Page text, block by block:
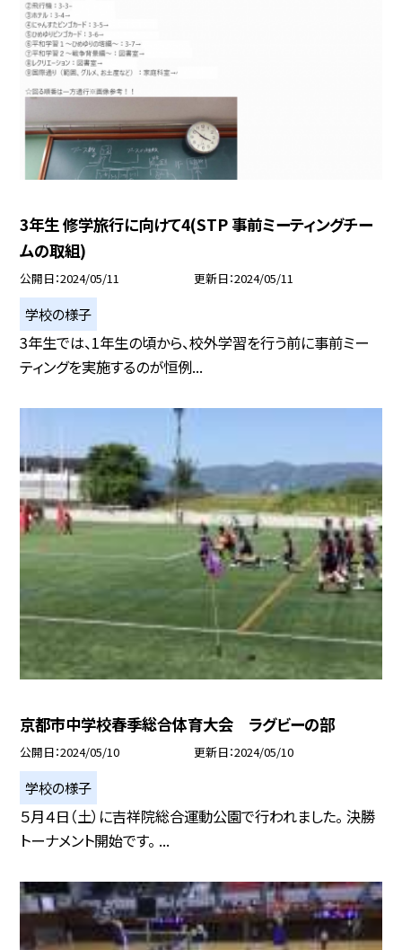
3年生 修学旅行に向けて4(STP 事前ミーティングチー
ムの取組)
公開日 2024/05/11 更新日 2024/05/11
学校の様子
3年生では、1年生の頃から、校外学習を行う前に事前ミー
ティングを実施するのが恒例...
京都市中学校春季総合体育大会 ラグビーの部
公開日 2024/05/10 更新日 2024/05/10
学校の様子
５月４日（土）に吉祥院総合運動公園で行われました。 決勝
トーナメント開始です。 ...